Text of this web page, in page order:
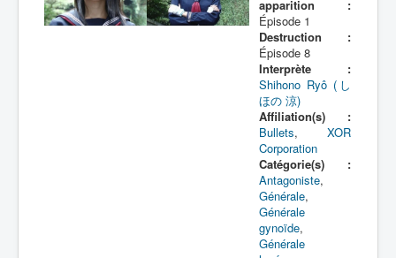
apparition :
Épisode 1
Destruction :
Épisode 8
Interprète :
Shihono Ryô (し
ほの 涼)
Affiliation(s) :
Bullets, XOR
Corporation
Catégorie(s) :
Antagoniste,
Générale,
Générale
gynoïde,
Générale